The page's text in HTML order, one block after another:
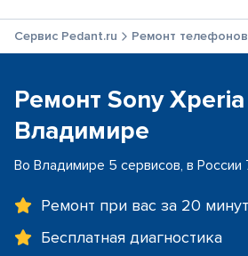
Сервис Pedant.ru Ремонт телефонов
Ремонт Sony
Владимире
Во Владимире 5 сервисов, в России
Ремонт при вас за 20 минут
Бесплатная диагностика